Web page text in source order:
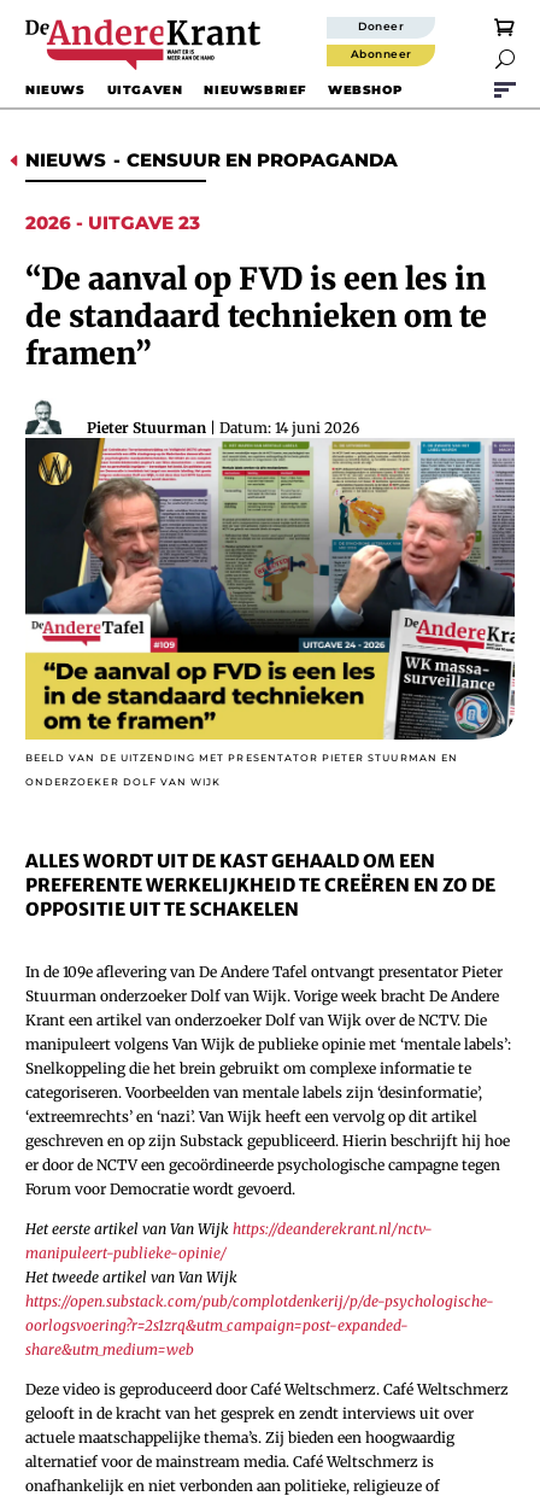
Doneer
Abonneer 
NIEUWS UITGAVEN NIEUWSBRIEF WEBSHOP
D NIEUWS - CENSUUR EN PROPAGANDA
2026 - UITGAVE 23
“De aanval op FVD is een les in
de standaard technieken om te
framen”
Pieter Stuurman | Datum: 14 juni 2026
BEELD VAN DE UITZENDING MET PRESENTATOR PIETER STUURMAN EN
ONDERZOEKER DOLF VAN WIJK
ALLES WORDT UIT DE KAST GEHAALD OM EEN
PREFERENTE WERKELIJKHEID TE CREËREN EN ZO DE
OPPOSITIE UIT TE SCHAKELEN
In de 109e aflevering van De Andere Tafel ontvangt presentator Pieter
Stuurman onderzoeker Dolf van Wijk. Vorige week bracht De Andere
Krant een artikel van onderzoeker Dolf van Wijk over de NCTV. Die
manipuleert volgens Van Wijk de publieke opinie met ‘mentale labels’:
Snelkoppeling die het brein gebruikt om complexe informatie te
categoriseren. Voorbeelden van mentale labels zijn ‘desinformatie’,
‘extreemrechts’ en ‘nazi’. Van Wijk heeft een vervolg op dit artikel
geschreven en op zijn Substack gepubliceerd. Hierin beschrijft hij hoe
er door de NCTV een gecoördineerde psychologische campagne tegen
Forum voor Democratie wordt gevoerd.
Het eerste artikel van Van Wijk https://deanderekrant.nl/nctv-
manipuleert-publieke-opinie/
Het tweede artikel van Van Wijk
https://open.substack.com/pub/complotdenkerij/p/de-psychologische-
oorlogsvoering?r=2s1zrq&utm_campaign=post-expanded-
share&utm_medium=web
Deze video is geproduceerd door Café Weltschmerz. Café Weltschmerz
gelooft in de kracht van het gesprek en zendt interviews uit over
actuele maatschappelijke thema’s. Zij bieden een hoogwaardig
alternatief voor de mainstream media. Café Weltschmerz is
onafhankelijk en niet verbonden aan politieke, religieuze of